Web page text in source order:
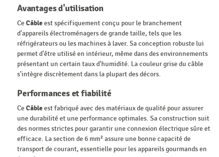
Avantages d'utilisation
CeCâbleest spécifiquement conçu pour le branchement
d'appareils électroménagers de grande taille, tels que les
réfrigérateurs ou les machines à laver. Sa conception robuste lui
permet d'être utilisé en intérieur, même dans des environnements
présentant un certain taux d'humidité. La couleur grise du câble
s'intègre discrètement dans la plupart des décors.
Performances et fiabilité
CeCâbleest fabriqué avec des matériaux de qualité pour assurer
une durabilité et une performance optimales. Sa construction suit
des normes strictes pour garantir une connexion électrique sûre et
efficace. La section de 6 mm² assure une bonne capacité de
transport de courant, essentielle pour les appareils gourmands en